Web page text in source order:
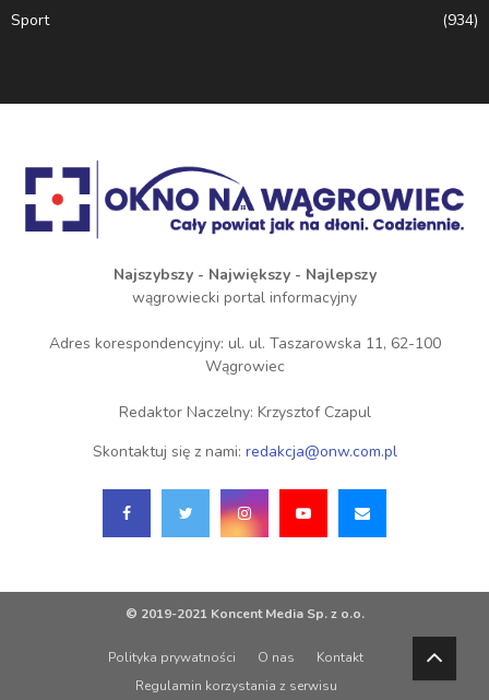
Sport
(934)
Najszybszy - Największy - Najlepszy
wągrowiecki portal informacyjny
Adres korespondencyjny: ul. ul. Taszarowska 11, 62-100
Wągrowiec
Redaktor Naczelny: Krzysztof Czapul
Skontaktuj się z nami: redakcja@onw.com.pl
© 2019-2021 Koncent Media Sp. z o.o.
Polityka prywatności O nas
Kontakt
Regulamin korzystania z serwisu